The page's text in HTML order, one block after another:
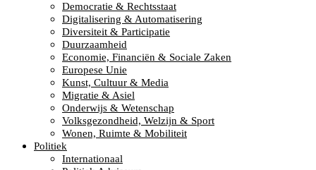
Democratie & Rechtsstaat
Digitalisering & Automatisering
Diversiteit & Participatie
Duurzaamheid
Economie, Financiën & Sociale Zaken
Europese Unie
Kunst, Cultuur & Media
Migratie & Asiel
Onderwijs & Wetenschap
Volksgezondheid, Welzijn & Sport
Wonen, Ruimte & Mobiliteit
Politiek
Internationaal